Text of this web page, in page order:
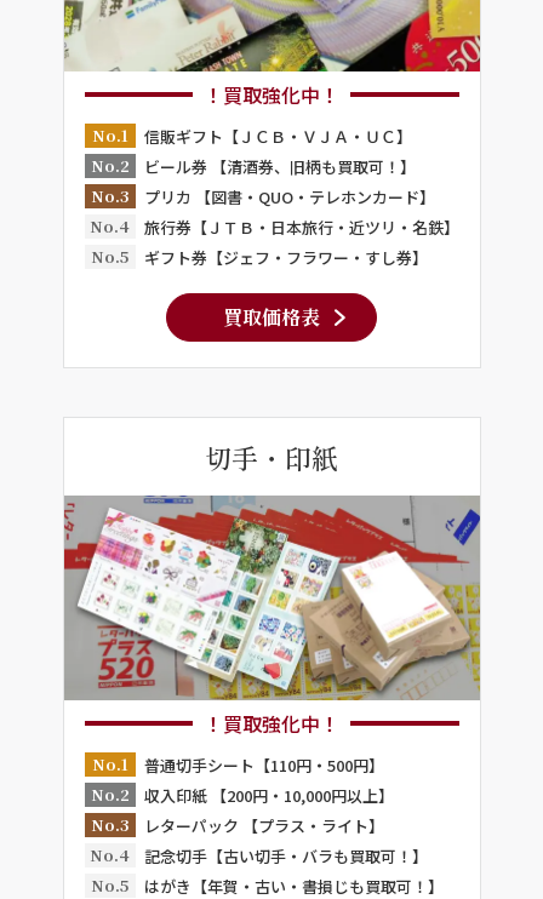
！買取強化中！
No.1
信販ギフト【ＪＣＢ・ＶＪＡ・ＵＣ】
No.2
ビール券 【清酒券、旧柄も買取可！】
No.3
プリカ 【図書・QUO・テレホンカード】
No.4
旅行券【ＪＴＢ・日本旅行・近ツリ・名鉄】
No.5
ギフト券【ジェフ・フラワー・すし券】
買取価格表
切手・印紙
！買取強化中！
No.1
普通切手シート【110円・500円】
No.2
収入印紙 【200円・10,000円以上】
No.3
レターパック 【プラス・ライト】
No.4
記念切手【古い切手・バラも買取可！】
No.5
はがき【年賀・古い・書損じも買取可！】